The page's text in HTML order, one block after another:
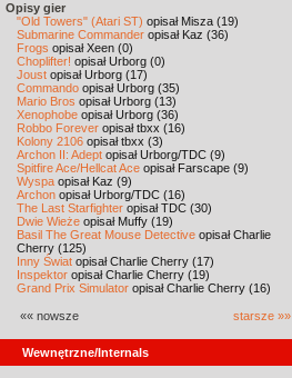
Opisy gier
"Old Towers" (Atari ST) opisał Misza (19)
Submarine Commander opisał Kaz (36)
Frogs opisał Xeen (0)
Choplifter! opisał Urborg (0)
Joust opisał Urborg (17)
Commando opisał Urborg (35)
Mario Bros opisał Urborg (13)
Xenophobe opisał Urborg (36)
Robbo Forever opisał tbxx (16)
Kolony 2106 opisał tbxx (3)
Archon II: Adept opisał Urborg/TDC (9)
Spitfire Ace/Hellcat Ace opisał Farscape (9)
Wyspa opisał Kaz (9)
Archon opisał Urborg/TDC (16)
The Last Starfighter opisał TDC (30)
Dwie Wieże opisał Muffy (19)
Basil The Great Mouse Detective opisał Charlie
Cherry (125)
Inny Świat opisał Charlie Cherry (17)
Inspektor opisał Charlie Cherry (19)
Grand Prix Simulator opisał Charlie Cherry (16)
«« nowsze starsze »»
Wewnętrzne/Internals